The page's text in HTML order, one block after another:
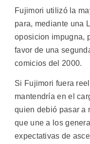
Fujimori utilizó la
para, mediante una
oposicion impugna,
favor de una
comicios del 2000.
Si Fujimori fuera
mantendría en el
quien debió pasar a
que une a los
expectativas de